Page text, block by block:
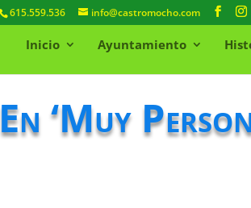
615.559.536 info@castromocho.com
Inicio Ayuntamiento
En ‘Muy